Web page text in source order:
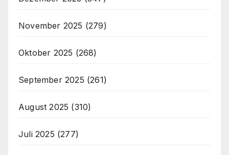
November 2025 (279)
Oktober 2025 (268)
September 2025 (261)
August 2025 (310)
Juli 2025 (277)